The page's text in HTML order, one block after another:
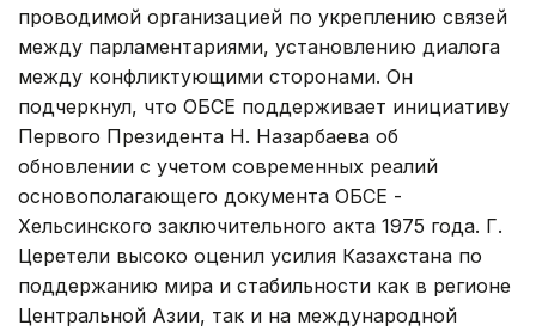
проводимой организацией по укреплению связей
между парламентариями, установлению диалога
между конфликтующими сторонами. Он
подчеркнул, что ОБСЕ поддерживает инициативу
Первого Президента Н. Назарбаева об
обновлении с учетом современных реалий
основополагающего документа ОБСЕ -
Хельсинского заключительного акта 1975 года. Г.
Церетели высоко оценил усилия Казахстана по
поддержанию мира и стабильности как в регионе
Центральной Азии, так и на международной